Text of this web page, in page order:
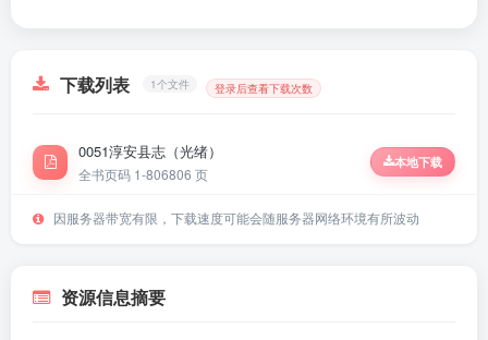
下载列表 1个文件 登录后查看下载次数
0051淳安县志（光绪）
全书页码 1-806806 页
本地下载
因服务器带宽有限，下载速度可能会随服务器网络环境有所波动
资源信息摘要